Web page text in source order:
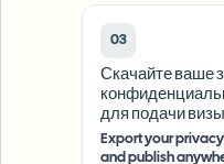
03
Скачайте ваше
для подачи
Export your
and publish